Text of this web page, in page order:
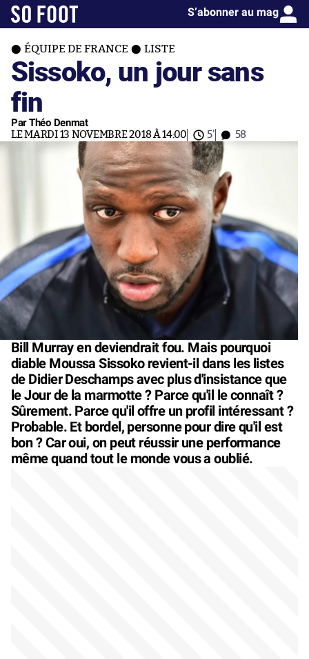
S’abonner au mag
ÉQUIPE DE FRANCE LISTE
Sissoko, un jour sans
fin
Par Théo Denmat
LE MARDI 13 NOVEMBRE 2018 À 14:00 5' 58
Bill Murray en deviendrait fou. Mais pourquoi
diable Moussa Sissoko revient-il dans les listes
de Didier Deschamps avec plus d'insistance que
le Jour de la marmotte ? Parce qu'il le connaît ?
Sûrement. Parce qu'il offre un profil intéressant ?
Probable. Et bordel, personne pour dire qu'il est
bon ? Car oui, on peut réussir une performance
même quand tout le monde vous a oublié.